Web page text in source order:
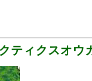
ティクスオウ